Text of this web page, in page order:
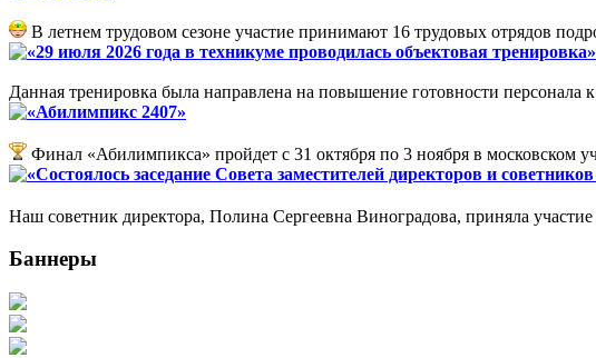
В летнем трудовом сезоне участие принимают 16 трудовых отрядов
«29 июля 2026 года в техникуме проводилась объектовая тренировка»
Данная тренировка была направлена на повышение готовности персонала
«Абилимпикс 2407»
Финал «Абилимпикса» пройдет с 31 октября по 3 ноября в московском
«Состоялось заседание Совета заместителей директоров и
Наш советник директора, Полина Сергеевна Виноградова, приняла участие
Баннеры